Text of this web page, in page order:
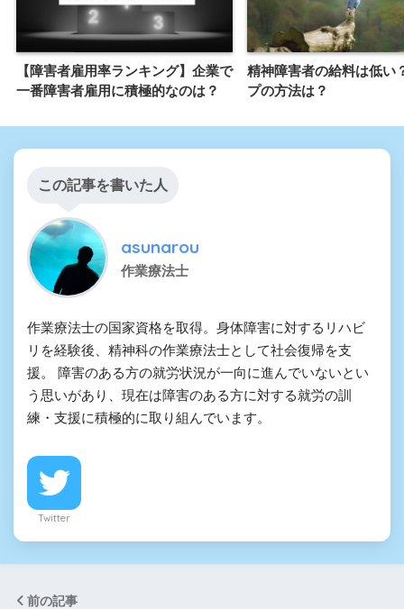
【障害者雇用率ランキング】企業で
一番障害者雇用に積極的なのは？
精神障害者の給料は低い
プの方法は？
この記事を書いた人
asunarou
作業療法士
作業療法士の国家資格を取得。身体障害に対するリハビ
リを経験後、精神科の作業療法士として社会復帰を支
援。 障害のある方の就労状況が一向に進んでいないとい
う思いがあり、現在は障害のある方に対する就労の訓
練・支援に積極的に取り組んでいます。
Twitter
前の記事